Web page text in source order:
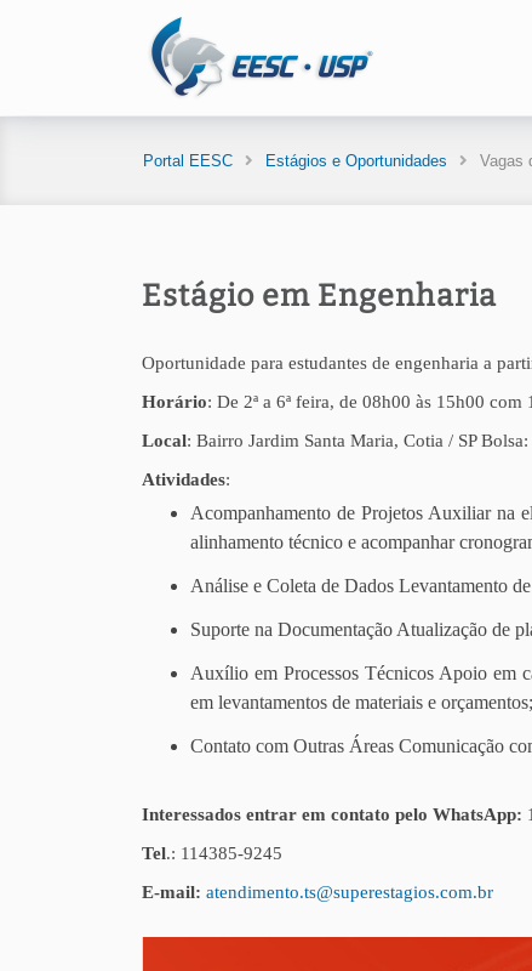
Portal EESC Estágios e Oportunidades Vagas
Estágio em Engenharia
Oportunidade para estudantes de engenharia a
Horário: De 2ª a 6ª feira, de 08h00 às 15h00 com
Local: Bairro Jardim Santa Maria, Cotia / SP
Atividades:
Acompanhamento de Projetos Auxiliar na
alinhamento técnico e acompanhar
Análise e Coleta de Dados Levantamento
Suporte na Documentação Atualização de
Auxílio em Processos Técnicos Apoio em
em levantamentos de materiais e orçamentos;
Contato com Outras Áreas Comunicação
Interessados entrar em contato pelo WhatsApp:
Tel.: 114385-9245
E-mail: atendimento.ts@superestagios.com.br